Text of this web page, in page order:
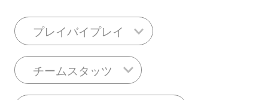
プレイバイプレイ
チームスタッツ